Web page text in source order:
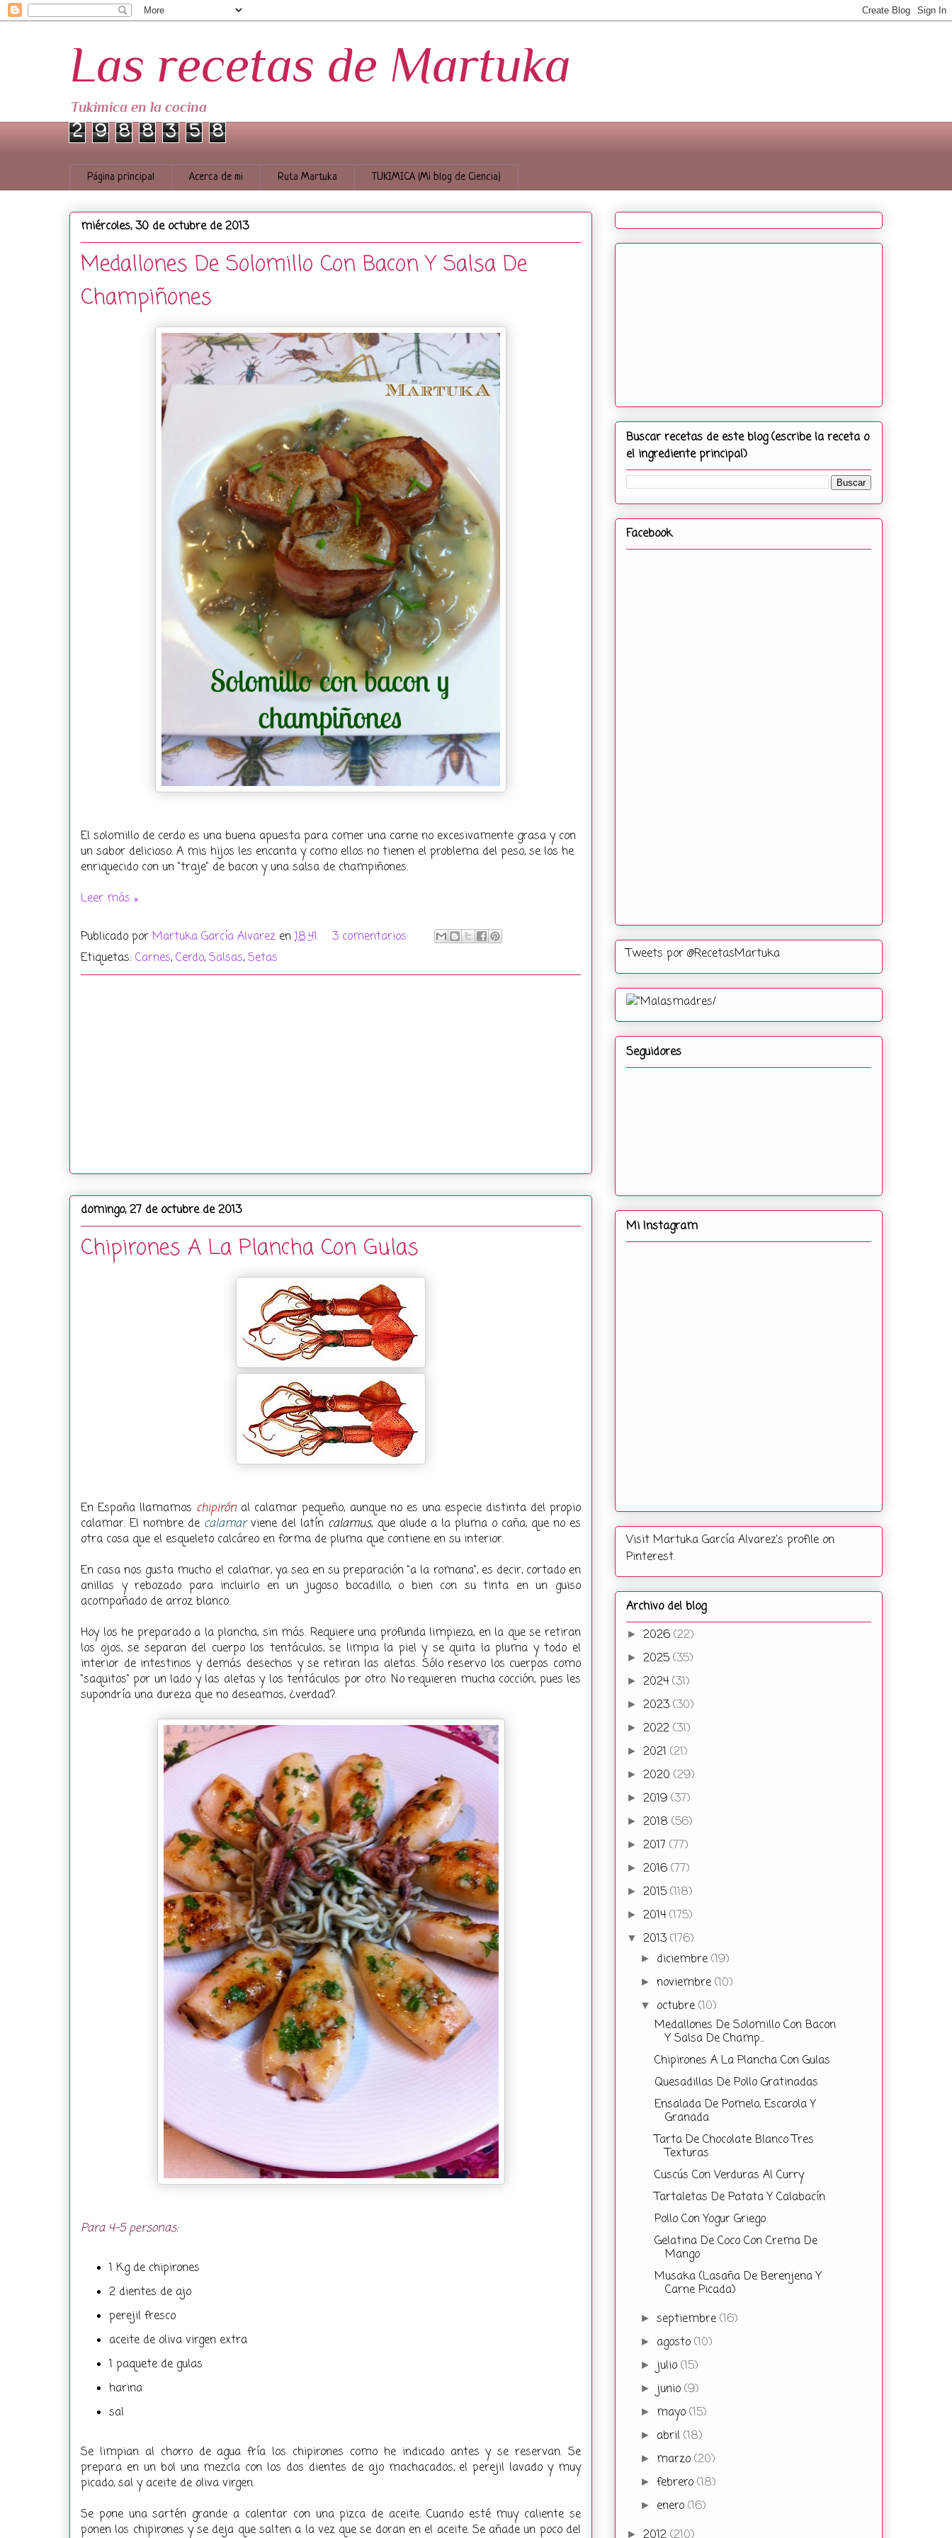
Las recetas de Martuka
Tukimica en la cocina
2 9 8 8 3 5 8
Página principal Acerca de mi Ruta Martuka TUKIMICA (Mi blog de Ciencia)
miércoles, 30 de octubre de 2013
Medallones De Solomillo Con Bacon Y Salsa De
Champiñones
El solomillo de cerdo es una buena apuesta para comer una carne no excesivamente grasa y con
un sabor delicioso. A mis hijos les encanta y como ellos no tienen el problema del peso, se los he
enriquecido con un "traje" de bacon y una salsa de champiñones.
Leer más »
Publicado por Martuka García Alvarez en18:41
3 comentarios:
Etiquetas: Carnes, Cerdo, Salsas, Setas
domingo, 27 de octubre de 2013
Chipirones A La Plancha Con Gulas
En España llamamos chipirón al calamar pequeño, aunque no es una especie distinta del propio
calamar. El nombre de calamarviene del latín calamus, que alude a la pluma o caña, que no es
otra cosa que el esqueleto calcáreo en forma de pluma que contiene en su interior.
En casa nos gusta mucho el calamar, ya sea en su preparación "a la romana", es decir, cortado en
anillas y rebozado para incluirlo en un jugoso bocadillo, o bien con su tinta en un guiso
acompañado de arroz blanco.
Hoy los he preparado a la plancha, sin más. Requiere una profunda limpieza, en la que se retiran
los ojos, se separan del cuerpo los tentáculos, se limpia la piel y se quita la pluma y todo el
interior de intestinos y demás desechos y se retiran las aletas. Sólo reservo los cuerpos como
"saquitos" por un lado y las aletas y los tentáculos por otro. No requieren mucha cocción, pues les
supondría una dureza que no deseamos, ¿verdad?.
Para 4-5 personas:
1 Kg de chipirones
2 dientes de ajo
perejil fresco
aceite de oliva virgen extra
1 paquete de gulas
harina
sal
Se limpian al chorro de agua fría los chipirones como he indicado antes y se reservan. Se
prepara en un bol una mezcla con los dos dientes de ajo machacados, el perejil lavado y muy
picado, sal y aceite de oliva virgen.
Se pone una sartén grande a calentar con una pizca de aceite. Cuando esté muy caliente se
ponen los chipirones y se deja que salten a la vez que se doran en el aceite. Se añade un poco del
Buscar recetas de este blog (escribe la receta o
el ingrediente principal)
Facebook
Tweets por @RecetasMartuka
Seguidores
Mi Instagram
Visit Martuka García Alvarez's profile on
Pinterest.
Archivo del blog
► 2026 (22)
► 2025 (35)
► 2024 (31)
► 2023 (30)
► 2022 (31)
► 2021 (21)
► 2020 (29)
► 2019 (37)
► 2018 (56)
► 2017 (77)
► 2016 (77)
► 2015 (118)
► 2014 (175)
▼ 2013 (176)
► diciembre(19)
►noviembre(10)
▼ octubre(10)
Medallones De Solomillo Con Bacon
Y Salsa De Champ...
Chipirones A La Plancha Con Gulas
Quesadillas De Pollo Gratinadas
Ensalada De Pomelo, Escarola Y
Granada
Tarta De Chocolate Blanco Tres
Texturas
Cuscús Con Verduras Al Curry
Tartaletas De Patata Y Calabacín
Pollo Con Yogur Griego
Gelatina De Coco Con Crema De
Mango
Musaka (Lasaña De Berenjena Y
Carne Picada)
►septiembre(16)
► agosto(10)
► julio(15)
► junio(9)
► mayo(15)
► abril(18)
► marzo(20)
►febrero(18)
► enero(16)
►